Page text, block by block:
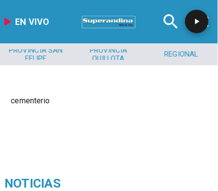
EN VIVO
PROVINCIA SAN
FELIPE
PROVINCIA
QUILLOTA
REGIONAL
cementerio
NOTICIAS